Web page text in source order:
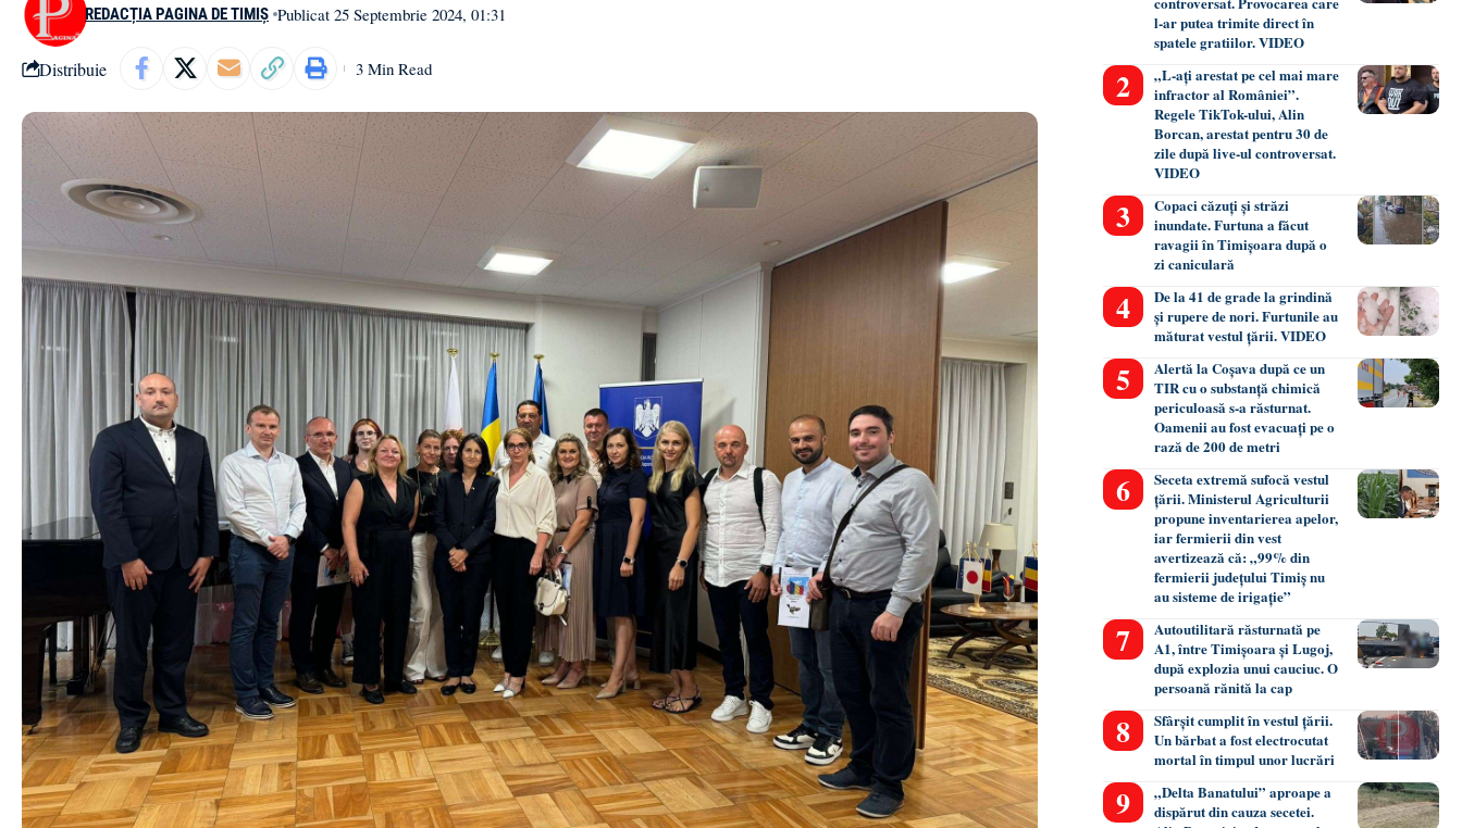
REDACȚIA PAGINA DE TIMIȘ Publicat 25 Septembrie 2024, 01:31
Distribuie 3 Min Read
l-ar putea trimite direct în
spatele gratiilor. VIDEO
„L-ați arestat pe cel mai mare
infractor al României”.
Regele TikTok-ului, Alin
Borcan, arestat pentru 30 de
zile după live-ul controversat.
VIDEO
Copaci căzuți și străzi
inundate. Furtuna a făcut
ravagii în Timișoara după o
zi caniculară
De la 41 de grade la grindină
și rupere de nori. Furtunile au
măturat vestul țării. VIDEO
Alertă la Coșava după ce un
TIR cu o substanță chimică
periculoasă s-a răsturnat.
Oamenii au fost evacuați pe o
rază de 200 de metri
Seceta extremă sufocă vestul
țării. Ministerul Agriculturii
propune inventarierea apelor,
iar fermierii din vest
avertizează că: „99% din
fermierii județului Timiș nu
au sisteme de irigație”
Autoutilitară răsturnată pe
A1, între Timișoara și Lugoj,
după explozia unui cauciuc. O
persoană rănită la cap
Sfârșit cumplit în vestul țării.
Un bărbat a fost electrocutat
mortal în timpul unor lucrări
„Delta Banatului” aproape a
dispărut din cauza secetei.